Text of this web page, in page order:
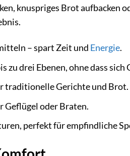
knuspriges Brot aufbacken
– spart Zeit und Energie.
zu drei Ebenen, ohne dass
traditionelle Gerichte und Brot.
Geflügel oder Braten.
perfekt für empfindliche